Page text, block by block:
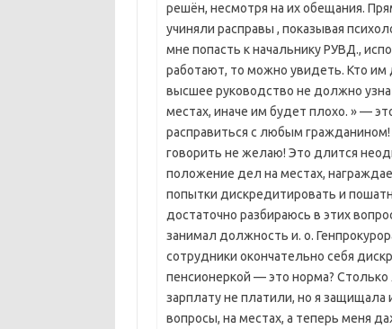
решён, несмотря на их обещания.
учиняли расправы , показывая
мне попасть к начальнику РУВД.,
работают, то можно увидеть. Кто
высшее руководство не должно
местах, иначе им будет плохо. » —
расправиться с любым гражданином!
говорить не желаю! Это длится
положение дел на местах,
попытки дискредитировать и
достаточно разбираюсь в этих
занимал должность и. о.
сотрудники окончательно себя
пенсионеркой — это норма?
зарплату не платили, но я
вопросы, на местах, а теперь меня